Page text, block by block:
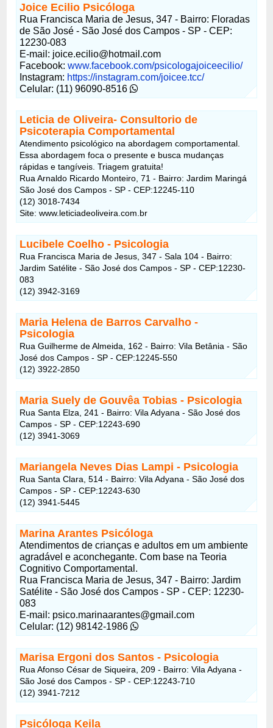
Joice Ecilio Psicóloga
Rua Francisca Maria de Jesus, 347 - Bairro: Floradas
de São José - São José dos Campos - SP - CEP:
12230-083
E-mail: joice.ecilio@hotmail.com
Facebook:www.facebook.com/psicologajoiceecilio/
Instagram: https://instagram.com/joicee.tcc/
Celular: (11) 96090-8516
Leticia de Oliveira- Consultorio de
Psicoterapia Comportamental
Atendimento psicológico na abordagem comportamental.
Essa abordagem foca o presente e busca mudanças
rápidas e tangíveis. Triagem gratuita!
Rua Arnaldo Ricardo Monteiro, 71 - Bairro: Jardim Maringá
São José dos Campos - SP - CEP:12245-110
(12) 3018-7434
Site: www.leticiadeoliveira.com.br
Lucibele Coelho - Psicologia
Rua Francisca Maria de Jesus, 347 - Sala 104 - Bairro:
Jardim Satélite - São José dos Campos - SP - CEP:12230-
083
(12) 3942-3169
Maria Helena de Barros Carvalho -
Psicologia
Rua Guilherme de Almeida, 162 - Bairro: Vila Betânia - São
José dos Campos - SP - CEP:12245-550
(12) 3922-2850
Maria Suely de Gouvêa Tobias - Psicologia
Rua Santa Elza, 241 - Bairro: Vila Adyana - São José dos
Campos - SP - CEP:12243-690
(12) 3941-3069
Mariangela Neves Dias Lampi - Psicologia
Rua Santa Clara, 514 - Bairro: Vila Adyana - São José dos
Campos - SP - CEP:12243-630
(12) 3941-5445
Marina Arantes Psicóloga
Atendimentos de crianças e adultos em um ambiente
agradável e aconchegante. Com base na Teoria
Cognitivo Comportamental.
Rua Francisca Maria de Jesus, 347 - Bairro: Jardim
Satélite - São José dos Campos - SP - CEP: 12230-
083
E-mail: psico.marinaarantes@gmail.com
Celular: (12) 98142-1986
Marisa Ergoni dos Santos - Psicologia
Rua Afonso César de Siqueira, 209 - Bairro: Vila Adyana -
São José dos Campos - SP - CEP:12243-710
(12) 3941-7212
Psicóloga Keila